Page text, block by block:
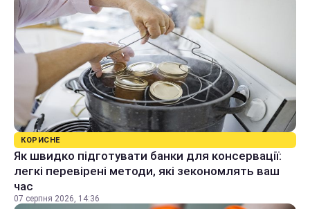
КОРИСНЕ
Як швидко підготувати банки для консервації:
легкі перевірені методи, які зекономлять ваш
час
07 серпня 2026, 14:36